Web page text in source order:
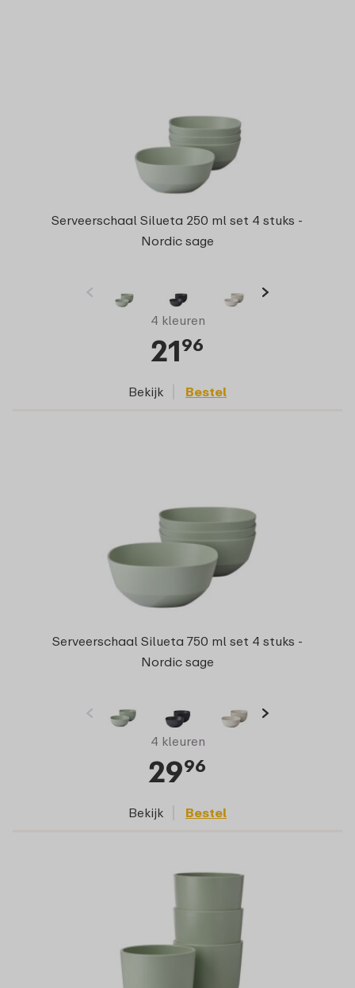
Serveerschaal Silueta 250 ml set 4 stuks -
Nordic sage
4 kleuren
2196
Bekijk Bestel
Serveerschaal Silueta 750 ml set 4 stuks -
Nordic sage
4 kleuren
2996
Bekijk Bestel